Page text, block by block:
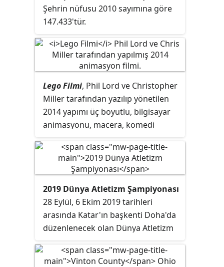
satışa sunulmuştur.
Şehrin nüfusu 2010 sayımına göre
147.433'tür.
Lego Filmi, Phil Lord ve Christopher
Miller tarafından yazılıp yönetilen
2014 yapımı üç boyutlu, bilgisayar
animasyonu, macera, komedi
oyuncaklarından uyarlanan filmin
seslendirme kadrosunda Chris
Pratt, Will Ferrell, Elizabeth
Banks, Nick Offerman, Charlie
Day, Liam Neeson ve Morgan
Freeman yer almaktadır. Film
Warner Animation Group'un 2003
yılında yayınladığıLooney Tunes:
Maceraya Devamfilminden bu yana
2019 Dünya Atletizm Şampiyonası
28 Eylül, 6 Ekim 2019 tarihleri
arasında Katar'ın başkenti Doha'da
düzenlenecek olan Dünya Atletizm